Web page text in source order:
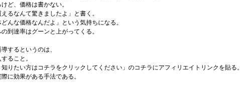
ど、価格は書かない。
るなんて驚きましたよ」と書く。
んな価格なんだよ」という気持ちになる。
到達率はグーンと上がってくる。
するというのは、
ること。
りたい方はコチラをクリックしてください」のコチラにアフィリエイトリンクを貼る。
に効果がある手法である。